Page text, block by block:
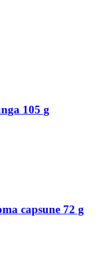
105 g
capsune 72 g